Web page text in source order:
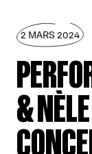
2 MARS 2024
&